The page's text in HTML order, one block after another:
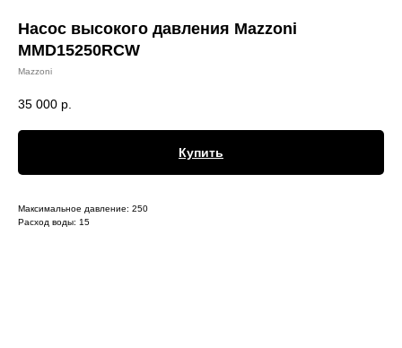
Насос высокого давления Mazzoni
MMD15250RCW​
Mazzoni
35 000 р.
Купить
Максимальное давление: 250
Расход воды: 15